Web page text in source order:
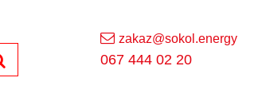
zakaz@sokol.energy
067 444 02 20